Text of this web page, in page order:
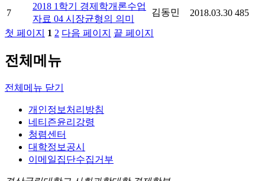
7
2018 1학기 경제학개론수업
자료 04 시장균형의 의미
김동민 2018.03.30 485
첫 페이지
1 2 다음 페이지 끝 페이지
전체메뉴
전체메뉴 닫기
개인정보처리방침
네티즌윤리강령
청렴센터
대학정보공시
이메일집단수집거부